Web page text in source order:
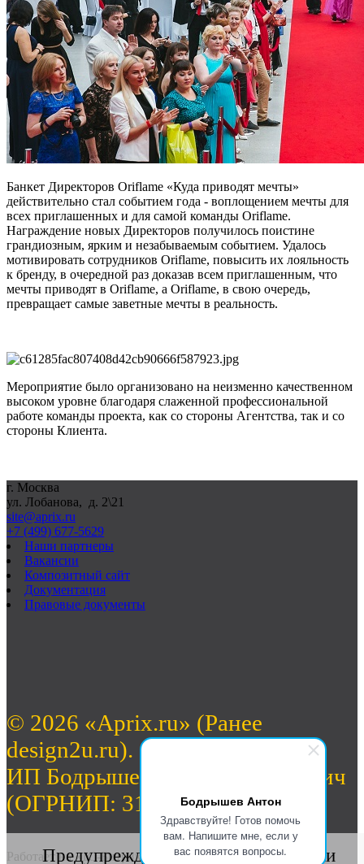
Бодрышев Антон
Здравствуйте! Готов помочь
вам. Напишите мне, если у
вас появятся вопросы.
Банкет Директоров Oriflame «Куда приводят мечты»
действительно стал событием года - воплощением мечты для
всех приглашенных и для самой команды Oriflame.
Награждение новых Директоров получилось поистине
грандиозным, ярким и незабываемым событием. Удалось
мотивировать сотрудников Oriflame, повысить их лояльность
к бренду, в очередной раз доказав всем приглашенным, что
мечты приводят в Oriflame, а Oriflame, в свою очередь,
превращает самые заветные мечты в реальность.
Мероприятие было организовано на неизменно качественном
высоком уровне благодаря слаженной профессиональной
работе команды проекта, как со стороны Агентства, так и со
стороны Клиента.
г. Москва
ул. Лобанова, д. 2\21
site@aprix.ru
+7 (499) 677-5629
Наши партнеры
Вакансии
Композитный сайт
Документация
Правовые документы
© 2026 «Aprix.ru» (Ранее
design2u.ru).
ИП Бодрышев Антон Валерьевич
(ОГРНИП: 312774632701462)
Работает на «1С-Битрикс: Управление сайтом».
Предупреждение о сборе статистики